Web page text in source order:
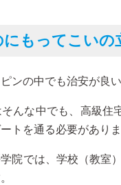
もってこいの
ンの中でも治安が良
んな中でも、高級
トを通る必要がありま
院では、学校（教室